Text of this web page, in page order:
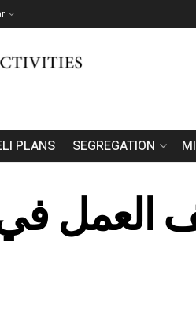
PLANS SEGREGATION
العمل